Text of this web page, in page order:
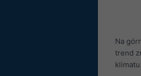
Na
trend